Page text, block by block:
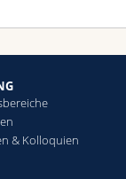
& Kolloquien